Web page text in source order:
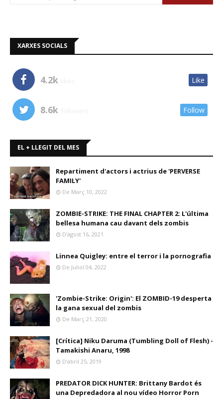
XARXES SOCIALS
4.2k Like
8.6k Follow
EL + LLEGIT DEL MES
Repartiment d'actors i actrius de 'PERVERSE
FAMILY'
De Març 10, 2022
ZOMBIE-STRIKE: THE FINAL CHAPTER 2: L'última
bellesa humana cau davant dels zombis
D’agost 16, 2021
Linnea Quigley: entre el terror i la pornografia
De Juliol 04, 2022
'Zombie-Strike: Origin': El ZOMBID-19 desperta
la gana sexual del zombis
De Març 21, 2020
[Crítica] Niku Daruma (Tumbling Doll of Flesh) -
Tamakishi Anaru, 1998
D’abril 25, 2019
PREDATOR DICK HUNTER: Brittany Bardot és
una Depredadora al nou vídeo Horror Porn